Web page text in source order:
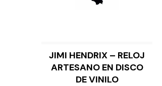
LEER MÁS
JIMI HENDRIX – RELOJ
ARTESANO EN DISCO
DE VINILO